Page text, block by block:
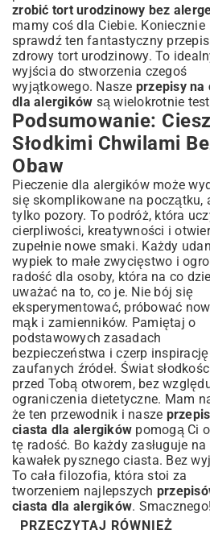
zrobić tort urodzinowy bez
mamy coś dla Ciebie. Koniecznie
sprawdź ten fantastyczny
zdrowy tort urodzinowy. To
wyjścia do stworzenia czegoś
wyjątkowego. Nasze przepisy na
dla alergików są wielokrotnie
Podsumowanie:
Słodkimi Chwilami
Obaw
Pieczenie dla alergików może
się skomplikowane na początku,
tylko pozory. To podróż, która
cierpliwości, kreatywności i
zupełnie nowe smaki. Każdy
wypiek to małe zwycięstwo i
radość dla osoby, która na co
uważać na to, co je. Nie bój się
eksperymentować, próbować
mąk i zamienników. Pamiętaj o
podstawowych zasadach
bezpieczeństwa i czerp
zaufanych źródeł. Świat
przed Tobą otworem, bez
ograniczenia dietetyczne. Mam
że ten przewodnik i nasze
ciasta dla alergików pomogą Ci
tę radość. Bo każdy zasługuje na
kawałek pysznego ciasta. Bez
To cała filozofia, która stoi za
tworzeniem najlepszych
ciasta dla alergików. Smacznego!
PRZECZYTAJ RÓWNIEŻ